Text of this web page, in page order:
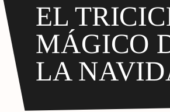
EL
MÁGICO
LA